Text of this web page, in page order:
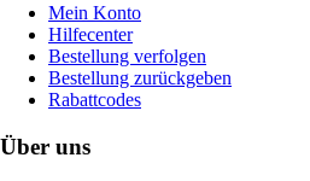
Mein Konto
Hilfecenter
Bestellung verfolgen
Bestellung zurückgeben
Rabattcodes
Über uns